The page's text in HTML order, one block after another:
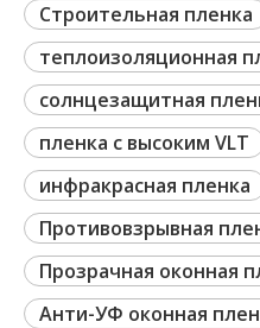
Строительная пленка
теплоизоляционная
солнцезащитная
пленка с высоким VLT
инфракрасная пленка
Противовзрывная
Прозрачная оконная
Анти-УФ оконная